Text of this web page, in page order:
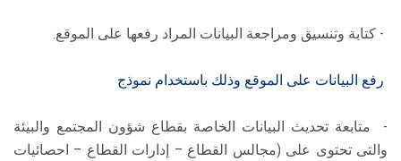
- كتابة وتنسيق ومراجعة البيانات المراد رفعها على الموقع.
رفع البيانات على الموقع وذلك باستخدام نموذج
- متابعة تحديث البيانات الخاصة بقطاع شؤون المجتمع والبيئة
والتى تحتوى على (مجالس القطاع – إدارات القطاع – احصائيات